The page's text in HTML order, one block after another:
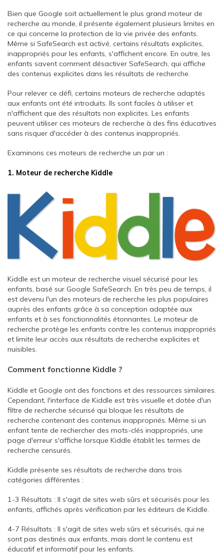
Bien que Google soit actuellement le plus grand moteur de
recherche au monde, il présente également plusieurs limites en
ce qui concerne la protection de la vie privée des enfants.
Même si SafeSearch est activé, certains résultats explicites,
inappropriés pour les enfants, s'affichent encore. En outre, les
enfants savent comment désactiver SafeSearch, qui affiche
des contenus explicites dans les résultats de recherche.
Pour relever ce défi, certains moteurs de recherche adaptés
aux enfants ont été introduits. Ils sont faciles à utiliser et
n'affichent que des résultats non explicites. Les enfants
peuvent utiliser ces moteurs de recherche à des fins éducatives
sans risquer d'accéder à des contenus inappropriés.
Examinons ces moteurs de recherche un par un :
1. Moteur de recherche Kiddle
Kiddle est un moteur de recherche visuel sécurisé pour les
enfants, basé sur Google SafeSearch. En très peu de temps, il
est devenu l'un des moteurs de recherche les plus populaires
auprès des enfants grâce à sa conception adaptée aux
enfants et à ses fonctionnalités étonnantes. Le moteur de
recherche protège les enfants contre les contenus inappropriés
et limite leur accès aux résultats de recherche explicites et
nuisibles.
Comment fonctionne Kiddle ?
Kiddle et Google ont des fonctions et des ressources similaires.
Cependant, l'interface de Kiddle est très visuelle et dotée d'un
filtre de recherche sécurisé qui bloque les résultats de
recherche contenant des contenus inappropriés. Même si un
enfant tente de rechercher des mots-clés inappropriés, une
page d'erreur s'affiche lorsque Kiddle établit les termes de
recherche censurés.
Kiddle présente ses résultats de recherche dans trois
catégories différentes :
1-3 Résultats : Il s'agit de sites web sûrs et sécurisés pour les
enfants, affichés après vérification par les éditeurs de Kiddle.
4-7 Résultats : Il s'agit de sites web sûrs et sécurisés, qui ne
sont pas destinés aux enfants, mais dont le contenu est
éducatif et informatif pour les enfants.